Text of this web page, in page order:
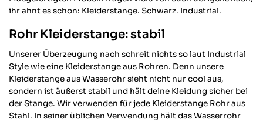
ihr ahnt es schon: Kleiderstange. Schwarz. Industrial.
Rohr Kleiderstange: stabil
Unserer Überzeugung nach schreit nichts so laut Industrial
Style wie eine Kleiderstange aus Rohren. Denn unsere
Kleiderstange aus Wasserohr sieht nicht nur cool aus,
sondern ist äußerst stabil und hält deine Kleidung sicher bei
der Stange. Wir verwenden für jede Kleiderstange Rohr aus
Stahl. In seiner üblichen Verwendung hält das Wasserrohr